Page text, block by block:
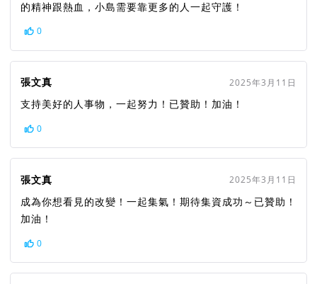
的精神跟熱血，小島需要靠更多的人一起守護！
0
張文真 2025年3月11日
支持美好的人事物，一起努力！已贊助！加油！
0
張文真 2025年3月11日
成為你想看見的改變！一起集氣！期待集資成功～已贊助！
加油！
0